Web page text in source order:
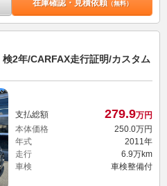
在庫確認・見積依頼（無料）
2年/CARFAX走行証明/カスタム
支払総額 279.9万円
本体価格
250. 0万円
年式
2011年
走行
6.9万km
車検
車検整備付